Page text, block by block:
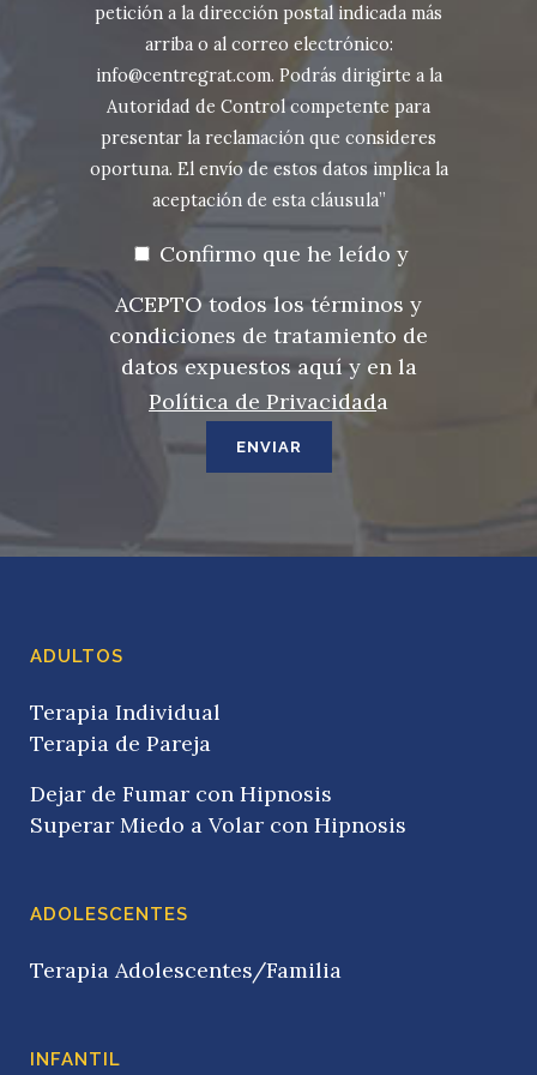
petición a la dirección postal indicada más
arriba o al correo electrónico:
info@centregrat.com. Podrás dirigirte a la
Autoridad de Control competente para
presentar la reclamación que consideres
oportuna. El envío de estos datos implica la
aceptación de esta cláusula”
Confirmo que he leído y
ACEPTO todos los términos y
condiciones de tratamiento de
datos expuestos aquí y en la
Política de Privacidada
ADULTOS
Terapia Individual
Terapia de Pareja
Dejar de Fumar con Hipnosis
Superar Miedo a Volar con Hipnosis
ADOLESCENTES
Terapia Adolescentes/Familia
INFANTIL